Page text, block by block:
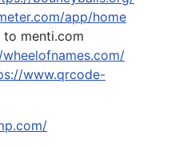
app/home
menti.com
www.qrcode-